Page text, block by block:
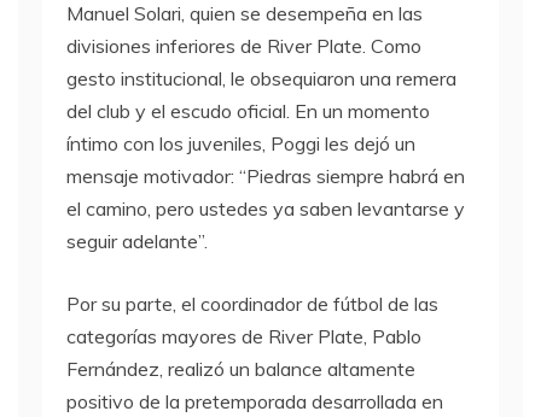
Manuel Solari, quien se desempeña en las
divisiones inferiores de River Plate. Como
gesto institucional, le obsequiaron una remera
del club y el escudo oficial. En un momento
íntimo con los juveniles, Poggi les dejó un
mensaje motivador: “Piedras siempre habrá en
el camino, pero ustedes ya saben levantarse y
seguir adelante”.
Por su parte, el coordinador de fútbol de las
categorías mayores de River Plate, Pablo
Fernández, realizó un balance altamente
positivo de la pretemporada desarrollada en